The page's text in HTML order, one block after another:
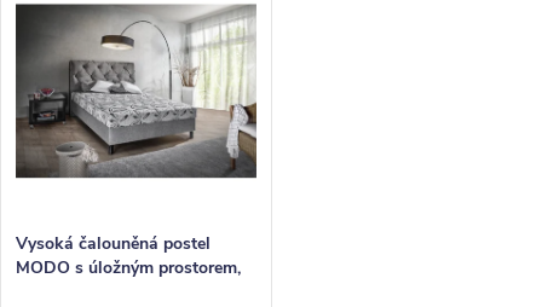
pestrý výběr potahových látek.
Vysoká čalouněná postel
MODO s úložným prostorem,